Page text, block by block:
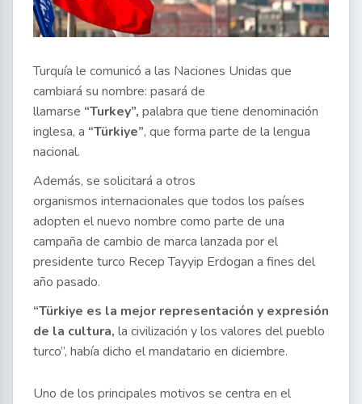
Turquía le comunicó a las Naciones Unidas que
cambiará su nombre: pasará de
llamarse “Turkey”, palabra que tiene denominación
inglesa, a “Türkiye”, que forma parte de la lengua
nacional.
Además, se solicitará a otros
organismos internacionales que todos los países
adopten el nuevo nombre como parte de una
campaña de cambio de marca lanzada por el
presidente turco Recep Tayyip Erdogan a fines del
año pasado.
“Türkiye es la mejor representación y expresión
de la cultura, la civilización y los valores del pueblo
turco”, había dicho el mandatario en diciembre.
Uno de los principales motivos se centra en el